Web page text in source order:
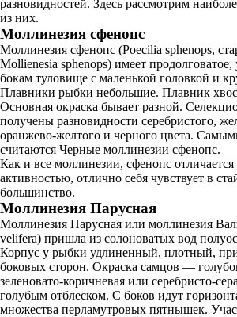
разновидностей. Здесь рассмотрим
из них.
Моллинезия сфенопс
Моллинезия сфенопс (Poecilia sphenops,
Mollienesia sphenops) имеет
бокам туловище с маленькой головкой и
Плавники рыбки небольшие. Плавник
Основная окраска бывает разной.
получены разновидности серебристого,
оранжево-желтого и черного цвета.
считаются Черные моллинезии сфенопс.
Как и все моллинезии, сфенопс
активностью, отлично себя чувствует в
большинство.
Моллинезия Парусная
Моллинезия Парусная или моллинезия
velifera) пришла из солоноватых вод
Корпус у рыбки удлиненный, плотный,
боковых сторон. Окраска самцов —
зеленовато-коричневая или серебристо-
голубым отблеском. С боков идут
множества перламутровых пятнышек.